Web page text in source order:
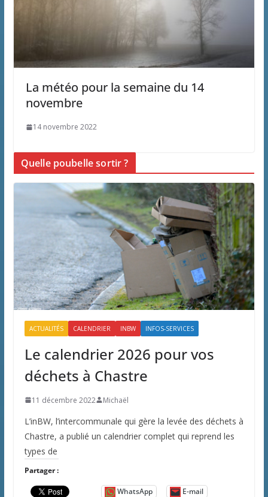
La météo pour la semaine du 14
novembre
14 novembre 2022
Quelle poubelle sortir ?
ACTUALITÉS CALENDRIER INBW INFOS-SERVICES
Le calendrier 2026 pour vos
déchets à Chastre
11 décembre 2022 Michaël
L’inBW, l’intercommunale qui gère la levée des déchets à
Chastre, a publié un calendrier complet qui reprend les
types de
Partager :
WhatsApp E-mail